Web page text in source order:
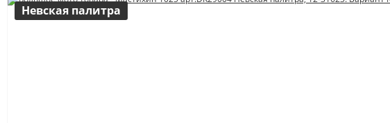
Невская палитра